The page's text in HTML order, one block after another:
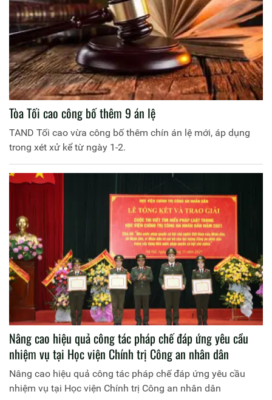
Tòa Tối cao công bố thêm 9 án lệ
TAND Tối cao vừa công bố thêm chín án lệ mới, áp dụng
trong xét xử kể từ ngày 1-2.
Nâng cao hiệu quả công tác pháp chế đáp ứng yêu cầu
nhiệm vụ tại Học viện Chính trị Công an nhân dân
Nâng cao hiệu quả công tác pháp chế đáp ứng yêu cầu
nhiệm vụ tại Học viện Chính trị Công an nhân dân